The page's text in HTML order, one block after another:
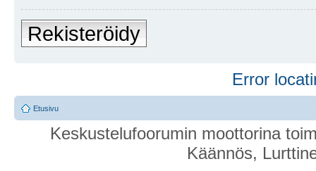
Rekisteröidy
Error
Etusivu
Keskustelufoorumin moottorina
Käännös,